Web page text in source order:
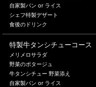
自家製パン or ライス
シェフ特製デザート
食後のドリンク
特製牛タンシチューコース
メリメロサラダ
野菜のポタージュ
牛タンシチュー 野菜添え
自家製パン or ライス